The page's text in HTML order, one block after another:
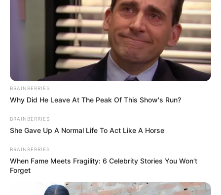
BRAINBERRIES
Why Did He Leave At The Peak Of This Show's Run?
BRAINBERRIES
She Gave Up A Normal Life To Act Like A Horse
BRAINBERRIES
When Fame Meets Fragility: 6 Celebrity Stories You Won't
Forget